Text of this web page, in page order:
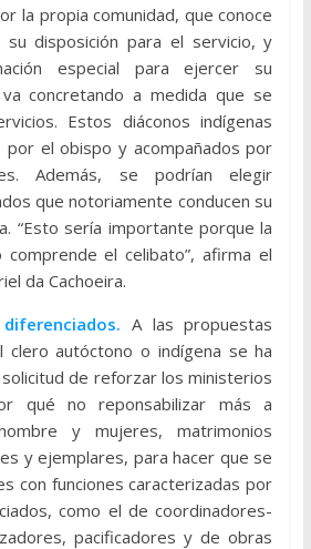
la propia comunidad, que conoce
su disposición para el servicio, y
especial para ejercer su
concretando a medida que se
Estos diáconos indígenas
por el obispo y acompañados por
Además, se podrían elegir
que notoriamente conducen su
“Esto sería importante porque la
comprende el celibato”, afirma el
da Cachoeira.
A las propuestas
clero autóctono o indígena se ha
de reforzar los ministerios
qué no reponsabilizar más a
y mujeres, matrimonios
y ejemplares, para hacer que se
con funciones caracterizadas por
como el de coordinadores-
pacificadores y de obras